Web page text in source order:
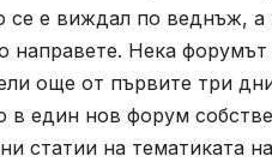
се е виждал по веднъж, а
направете. Нека
още от първите три
в един нов форум
статии на тематиката